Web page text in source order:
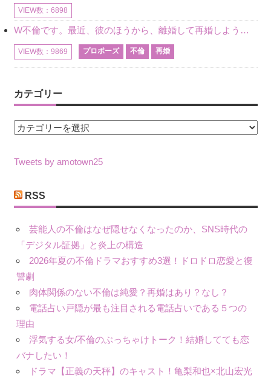
VIEW数：6898
W不倫です。最近、彼のほうから、離婚して再婚しよう、と言ってきました。ハッキリいうと、そこまでは考えていませんでした。彼を好きな気持ちはあるし、彼なしの生活は考えられません。だけど、離婚して再婚すると
VIEW数：9869 プロポーズ 不倫 再婚
カテゴリー
カ
ゴ
ー
Tweets by amotown25
RSS
芸能人の不倫はなぜ隠せなくなったのか、SNS時代の
「デジタル証拠」と炎上の構造
2026年夏の不倫ドラマおすすめ3選！ドロドロ恋愛と復
讐劇
肉体関係のない不倫は純愛？再婚はあり？なし？
電話占い戸隠が最も注目される電話占いである５つの
理由
浮気する女/不倫のぶっちゃけトーク！結婚してても恋
バナしたい！
ドラマ【正義の天秤】のキャスト！亀梨和也×北山宏光